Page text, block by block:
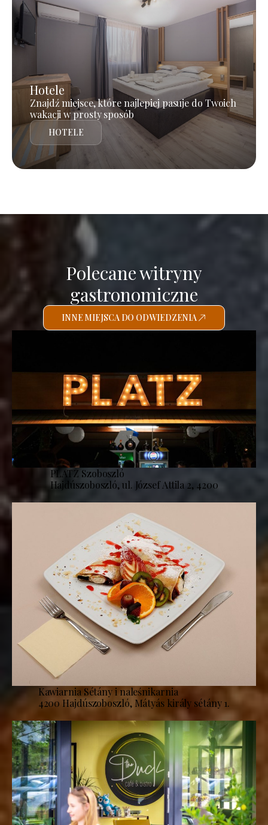
Hotele
Znajdź miejsce, które najlepiej pasuje do Twoich
wakacji w prosty sposób
HOTELE
Polecane witryny
gastronomiczne
INNE MIEJSCA DO ODWIEDZENIA
PLATZ Szoboszló
Hajdúszoboszló, ul. József Attila 2, 4200
Kawiarnia Sétány i naleśnikarnia
4200 Hajdúszoboszló, Mátyás király sétány 1.